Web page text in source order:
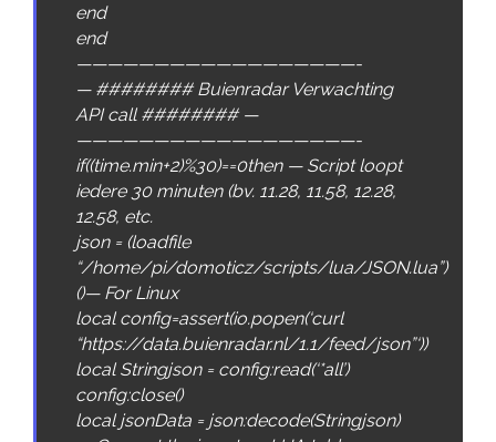
end
end
——————————————————-
— ######## Buienradar Verwachting
API call ######## —
——————————————————-
if((time.min+2)%30)==0then— Scriptloopt
iedere 30 minuten (bv. 11.28, 11.58, 12.28,
12.58, etc.
json= (loadfile
“/home/pi/domoticz/scripts/lua/JSON.lua”)
()— For Linux
local config=assert(io.popen(‘curl
“https://data.buienradar.nl/1.1/feed/json”‘))
local Stringjson= config:read(‘*all’)
config:close()
local jsonData = json:decode(Stringjson)